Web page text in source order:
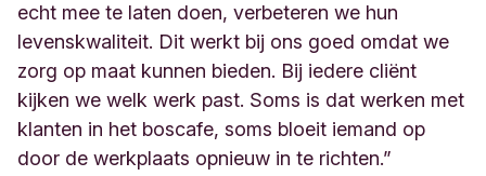
echt mee te laten doen, verbeteren we hun
levenskwaliteit. Dit werkt bij ons goed omdat we
zorg op maat kunnen bieden. Bij iedere cliënt
kijken we welk werk past. Soms is dat werken met
klanten in het boscafe, soms bloeit iemand op
door de werkplaats opnieuw in te richten.”